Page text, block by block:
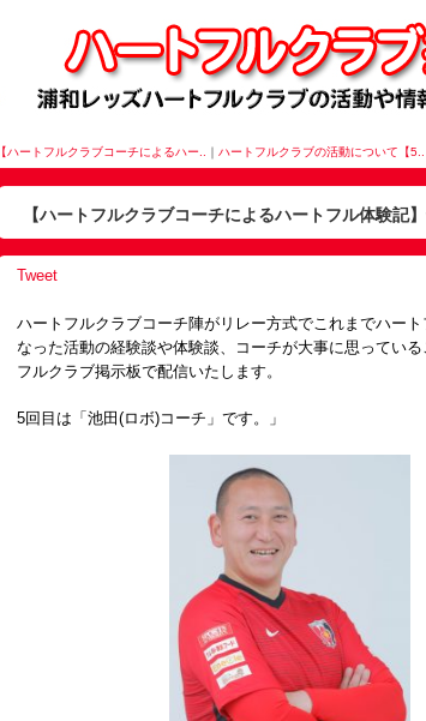
【ハートフルクラブコーチによるハー.. ｜ ハートフルクラブの活動について【5..
【ハートフルクラブコーチによるハートフル体験記
Tweet
ハートフルクラブコーチ陣がリレー方式でこれまでハート
なった活動の経験談や体験談、コーチが大事に思っている
フルクラブ掲示板で配信いたします。
5回目は「池田(ロボ)コーチ」です。」